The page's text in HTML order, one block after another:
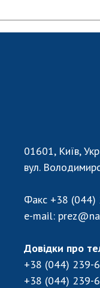
надбання
Центри
Робота з
МІЖНАРОДНЕ
Членство в
Міжнародні
ДОКУМЕНТИ
01601, Київ,
вул.
Факс +38 (044)
e-mail:
Довідки про
+38 (044) 239-
+38 (044) 239-